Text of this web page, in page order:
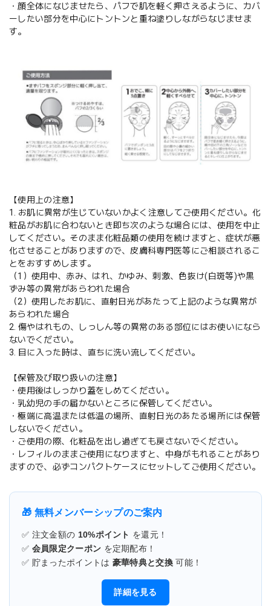
・顔全体になじませたら、パフで肌を軽く押さえるように、カバ
ーしたい部分を中心にトントンと重ね塗りしながらなじませま
す。
【使用上の注意】
1. お肌に異常が生じていないかよく注意してご使用ください。化
粧品がお肌に合わないとき即ち次のような場合には、使用を中止
してください。そのまま化粧品類の使用を続けますと、症状が悪
化させることがありますので、皮膚科専門医等にご相談されるこ
とをおすすめします。
（1）使用中、赤み、はれ、かゆみ、刺激、色抜け(白斑等)や黒
ずみ等の異常があらわれた場合
（2）使用したお肌に、直射日光があたって上記のような異常が
あらわれた場合
2. 傷やはれもの、しっしん等の異常のある部位にはお使いになら
ないでください。
3. 目に入った時は、直ちに洗い流してください。
【保管及び取り扱いの注意】
・使用後はしっかり蓋をしめてください。
・乳幼児の手の届かないところに保管してください。
・極端に高温または低温の場所、直射日光のあたる場所には保管
しないでください。
・ご使用の際、化粧品を出し過ぎても戻さないでください。
・レフィルのままご使用になりますと、中身がもれることがあり
ますので、必ずコンパクトケースにセットしてご使用ください。
🎁 無料メンバーシップのご案内
✅ 注文金額の 10%ポイント を還元！
✅ 会員限定クーポン を定期配布！
✅ 貯まったポイントは 豪華特典と交換 可能！
詳細を見る